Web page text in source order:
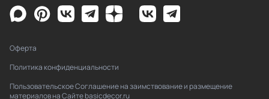
Оферта
Политика конфиденциальности
Пользовательское Соглашение на заимствование и размещение
материалов на Сайте basicdecor.ru